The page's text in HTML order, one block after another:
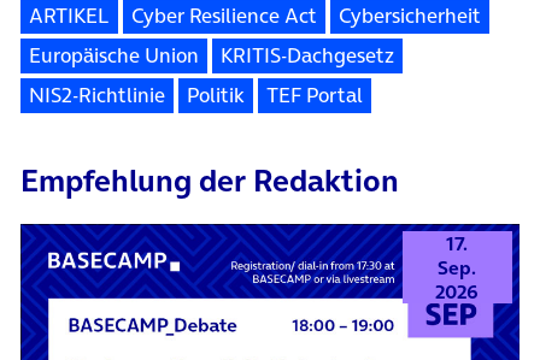
ARTIKEL Cyber Resilience Act
Cybersicherheit
Europäische Union
KRITIS-Dachgesetz
NIS2-Richtlinie
Politik TEF Portal
Empfehlung der Redaktion
17.
Sep.
2026